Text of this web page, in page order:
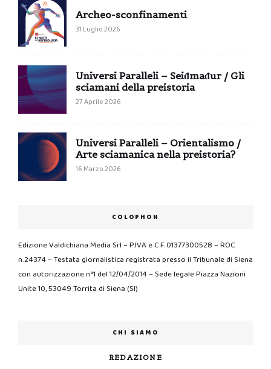
Archeo-sconfinamenti
31 Luglio 2026
Universi Paralleli – Seiđmađur / Gli
sciamani della preistoria
27 Aprile 2026
Universi Paralleli – Orientalismo /
Arte sciamanica nella preistoria?
16 Marzo 2026
COLOPHON
Edizione Valdichiana Media Srl – P.IVA e C.F. 01377300528 – ROC
n.24374 – Testata giornalistica registrata presso il Tribunale di Siena
con autorizzazione n°1 del 12/04/2014 – Sede legale Piazza Nazioni
Unite 10, 53049 Torrita di Siena (SI)
CHI SIAMO
REDAZIONE